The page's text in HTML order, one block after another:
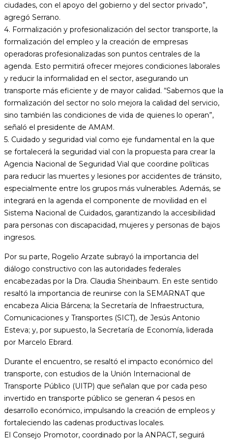
ciudades, con el apoyo del gobierno y del sector privado”,
agregó Serrano.
4. Formalización y profesionalización del sector transporte, la
formalización del empleo y la creación de empresas
operadoras profesionalizadas son puntos centrales de la
agenda. Esto permitirá ofrecer mejores condiciones laborales
y reducir la informalidad en el sector, asegurando un
transporte más eficiente y de mayor calidad. “Sabemos que la
formalización del sector no solo mejora la calidad del servicio,
sino también las condiciones de vida de quienes lo operan”,
señaló el presidente de AMAM.
5. Cuidado y seguridad vial como eje fundamental en la que
se fortalecerá la seguridad vial con la propuesta para crear la
Agencia Nacional de Seguridad Vial que coordine políticas
para reducir las muertes y lesiones por accidentes de tránsito,
especialmente entre los grupos más vulnerables. Además, se
integrará en la agenda el componente de movilidad en el
Sistema Nacional de Cuidados, garantizando la accesibilidad
para personas con discapacidad, mujeres y personas de bajos
ingresos.
Por su parte, Rogelio Arzate subrayó la importancia del
diálogo constructivo con las autoridades federales
encabezadas por la Dra. Claudia Sheinbaum. En este sentido
resaltó la importancia de reunirse con la SEMARNAT que
encabeza Alicia Bárcena; la Secretaría de Infraestructura,
Comunicaciones y Transportes (SICT), de Jesús Antonio
Esteva; y, por supuesto, la Secretaría de Economía, liderada
por Marcelo Ebrard.
Durante el encuentro, se resaltó el impacto económico del
transporte, con estudios de la Unión Internacional de
Transporte Público (UITP) que señalan que por cada peso
invertido en transporte público se generan 4 pesos en
desarrollo económico, impulsando la creación de empleos y
fortaleciendo las cadenas productivas locales.
El Consejo Promotor, coordinado por la ANPACT, seguirá